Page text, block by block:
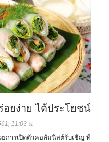
อยง่าย ได้ประโยชน์
11:03 น.
ยการเปิดตัวคอลัมนิสต์รับเชิญ ที่